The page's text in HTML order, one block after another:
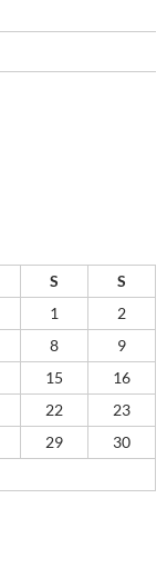
S
S
1
2
8
9
15
16
22
23
29
30